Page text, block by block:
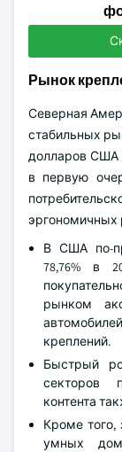
Рынок
Северная
стабильных
долларов США
в первую
эргономичных
В США по-
78,76% в
рынком
креплений.
Быстрый
секторов
контента
Кроме того,
умных